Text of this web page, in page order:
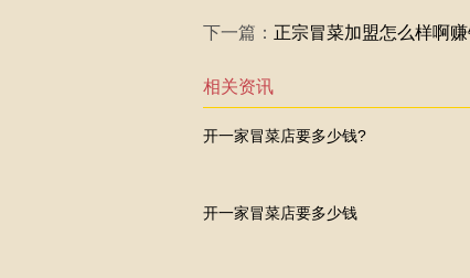
下一篇： 正宗冒菜加盟怎么样啊
相关资讯
开一家冒菜店要多少钱?
开一家冒菜店要多少钱